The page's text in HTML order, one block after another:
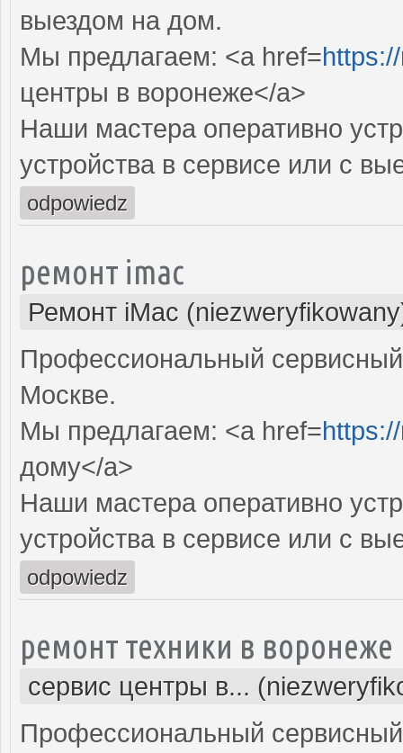
выездом на дом.
Мы предлагаем: <a href=
центры в воронеже</a>
Наши мастера оперативно
устройства в сервисе или с
odpowiedz
ремонт imac
Ремонт iMac
Профессиональный
Москве.
Мы предлагаем: <a href=
дому</a>
Наши мастера оперативно
устройства в сервисе или с
odpowiedz
ремонт техники в воронеже
сервис центры в...
Профессиональный